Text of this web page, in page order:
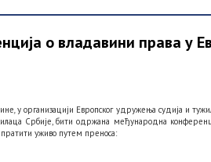
о владавини права у
,у организацији Европског удружења судија и
Србије, бити одржана међународна
уживо путем преноса: